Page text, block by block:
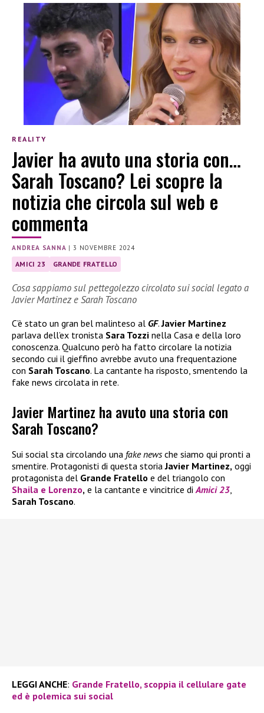
REALITY
Javier ha avuto una storia con…
Sarah Toscano? Lei scopre la
notizia che circola sul web e
commenta
ANDREA SANNA |3 NOVEMBRE 2024
AMICI 23 GRANDE FRATELLO
Cosa sappiamo sul pettegolezzo circolato sui social legato a
Javier Martinez e Sarah Toscano
C’è stato un gran bel malinteso al GF.Javier Martinez
parlava dell’ex tronista Sara Tozzi nella Casa e della loro
conoscenza. Qualcuno però ha fatto circolare la notizia
secondo cui il gieffino avrebbe avuto una frequentazione
con Sarah Toscano. La cantante ha risposto, smentendo la
fake news circolata in rete.
Javier Martinez ha avuto una storia con
Sarah Toscano?
Sui social sta circolando una fake newsche siamo qui pronti a
smentire. Protagonisti di questa storiaJavier Martinez, oggi
protagonista del Grande Fratello e del triangolo con
Shaila e Lorenzo, e la cantante e vincitrice diAmici 23,
Sarah Toscano.
LEGGI ANCHE: Grande Fratello, scoppia il cellulare gate
ed è polemica sui social